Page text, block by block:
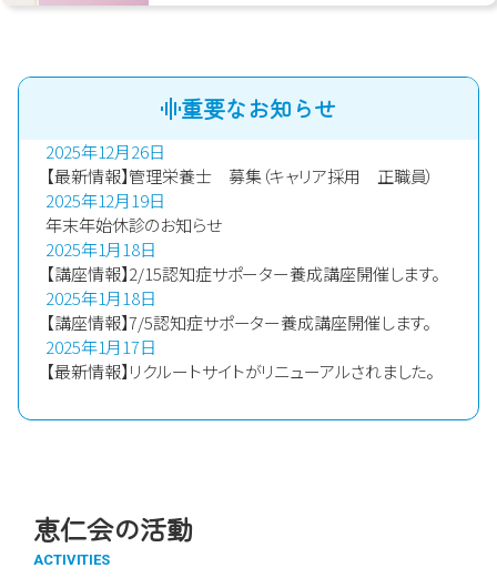
重要なお知らせ
2025年12月26日
【最新情報】管理栄養士 募集（キャリア採用 正職員）
2025年12月19日
年末年始休診のお知らせ
2025年1月18日
【講座情報】2/15認知症サポーター養成講座開催します。
2025年1月18日
【講座情報】7/5認知症サポーター養成講座開催します。
2025年1月17日
【最新情報】リクルートサイトがリニューアルされました。
恵仁会の活動